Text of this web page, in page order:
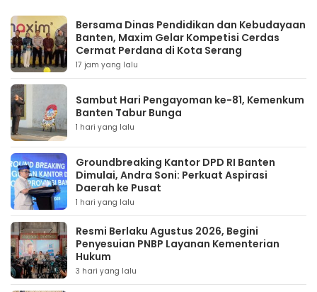
Bersama Dinas Pendidikan dan Kebudayaan
Banten, Maxim Gelar Kompetisi Cerdas
Cermat Perdana di Kota Serang
17 jam yang lalu
Sambut Hari Pengayoman ke-81, Kemenkum
Banten Tabur Bunga
1 hari yang lalu
Groundbreaking Kantor DPD RI Banten
Dimulai, Andra Soni: Perkuat Aspirasi
Daerah ke Pusat
1 hari yang lalu
Resmi Berlaku Agustus 2026, Begini
Penyesuian PNBP Layanan Kementerian
Hukum
3 hari yang lalu